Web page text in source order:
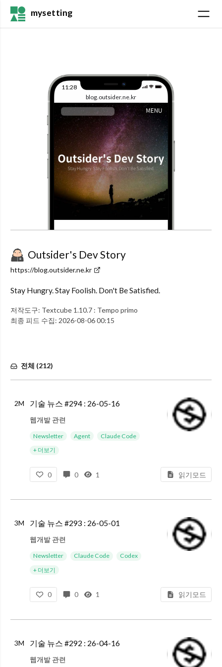
mysetting
11:28
blog.outsider.ne.kr
Outsider's Dev Story
https://blog.outsider.ne.kr
Stay Hungry. Stay Foolish. Don't Be Satisfied.
저작도구: Textcube 1.10.7 : Tempo primo
최종 피드 수집: 2026-08-06 00:15
전체 (212)
2M 기술 뉴스 #294 : 26-05-16
웹개발 관련
Container Timing origin trial : Chrome 148부터 Container Timing performance API를 실험적으로 사용할 수 있다. Container Timing은 요소가 언제 로
Newsletter Agent
Claude Code
+ 더보기
0 0 1 읽기모드
3M 기술 뉴스 #293 : 26-05-01
웹개발 관련
Scroll-Driven Animations : 스크롤에 따라 애니메이션 효과를 CSS의 Animation Timeline API를 사용해서 만드는 방법을 튜토리얼처럼 설명한다.(영어)
Vercel April 2026
Newsletter Claude Code
Codex
+ 더보기
0 0 1 읽기모드
3M 기술 뉴스 #292 : 26-04-16
웹개발 관련